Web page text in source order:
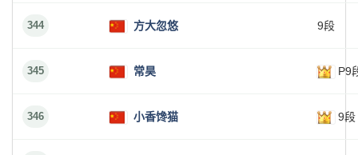
344 方大忽悠 9段
345 常昊 P9
346 小香馋猫 9段